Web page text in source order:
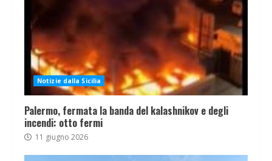
Notizie dalla Sicilia
Palermo, fermata la banda del kalashnikov e degli
incendi: otto fermi
11 giugno 2026